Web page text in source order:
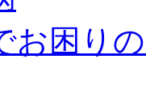
お困り